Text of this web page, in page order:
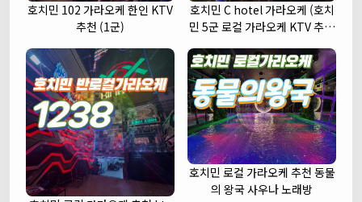
호치민 102 가라오케 한인 KTV
추천 (1군)
호치민 C hotel 가라오케 (호치
민 5군 로컬 가라오케 KTV 추천
호치민 로컬 가라오케 추천 동물
의 왕국 사우나 노래방